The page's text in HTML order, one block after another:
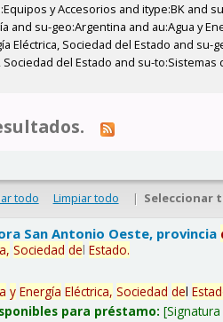
y Accesorios and itype:BK and
su-geo:Argentina and au:Agua y
Eléctrica, Sociedad del Estado and
del Estado and su-
todo Limpiar todo | Seleccionar
San Antonio Oeste, provincia
Sociedad delEstado.
y Energía Eléctrica, Sociedad del
para préstamo: